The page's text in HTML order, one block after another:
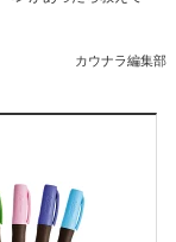
カウナラ編集部